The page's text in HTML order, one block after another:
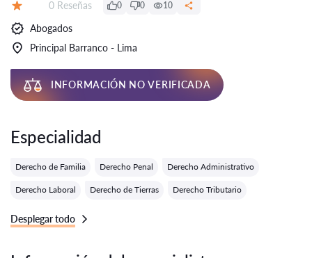
Número de reseñas:
0 Reseñas 0 0 10
Abogados
Principal Barranco - Lima
INFORMACIÓN NO VERIFICADA
Especialidad
Derecho de Familia Derecho Penal Derecho Administrativo
Derecho Laboral Derecho de Tierras Derecho Tributario
Desplegar todo